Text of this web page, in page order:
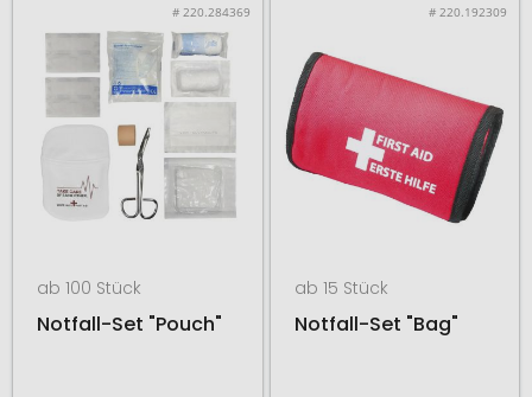
# 220.284369
ab 100 Stück
Notfall-Set "Pouch"
# 220.192309
ab 15 Stück
Notfall-Set "Bag"